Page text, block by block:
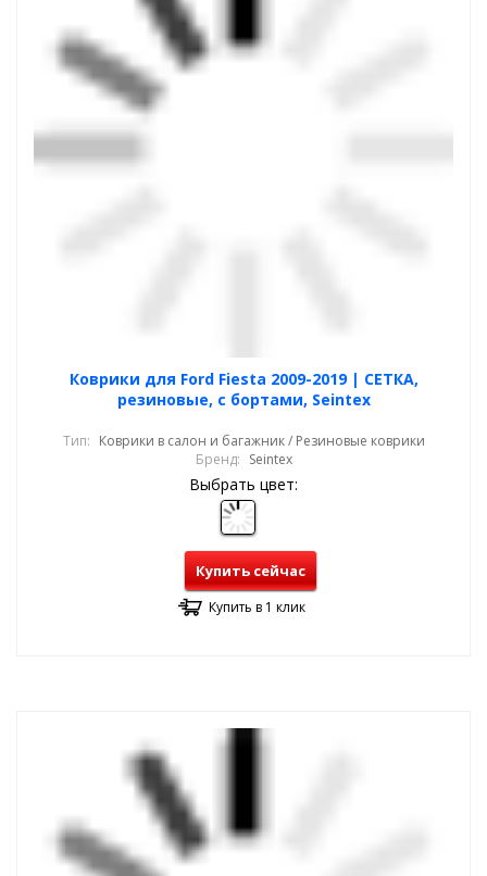
Коврики для Ford Fiesta 2009-2019 | СЕТКА,
резиновые, с бортами, Seintex
Тип: Коврики в салон и багажник / Резиновые коврики
Бренд: Seintex
Выбрать цвет:
Купить сейчас
Купить в 1 клик